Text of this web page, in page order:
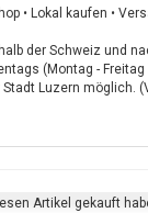
• Lokal kaufen •
der Schweiz und
(Montag - Freitag
Luzern möglich.
Artikel gekauft